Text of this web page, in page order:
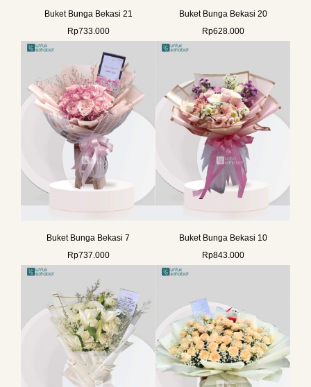
Buket Bunga Bekasi 21
Rp733.000
Buket Bunga Bekasi 20
Rp628.000
Buket Bunga Bekasi 7
Rp737.000
Buket Bunga Bekasi 10
Rp843.000